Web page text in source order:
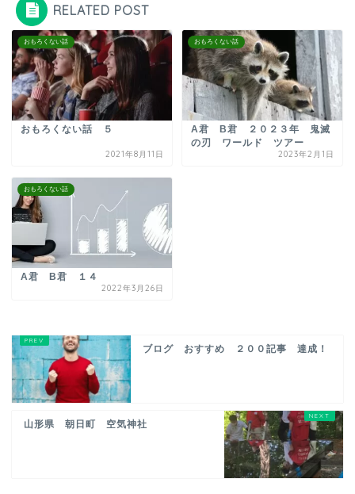
RELATED POST
おもろくない話
おもろくない話 ５
2021年8月11日
おもろくない話
A君 B君 ２０２３年 鬼滅
の刃 ワールド ツアー
2023年2月1日
おもろくない話
A君 B君 １４
2022年3月26日
ブログ おすすめ ２００記事 達成！
山形県 朝日町 空気神社